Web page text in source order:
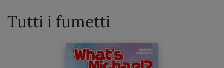
Tutti i fumetti